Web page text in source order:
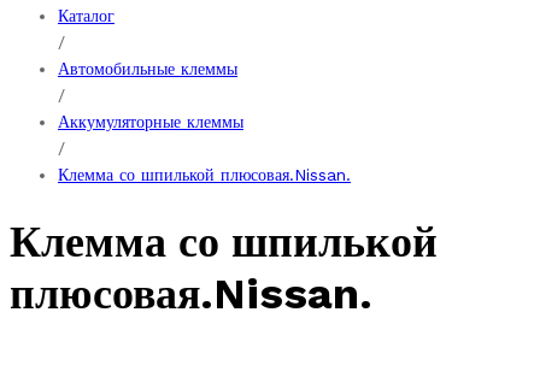
Каталог
/
Автомобильные клеммы
/
Аккумуляторные клеммы
/
Клемма со шпилькой плюсовая.Nissan.
Клемма со шпилькой
плюсовая.Nissan.